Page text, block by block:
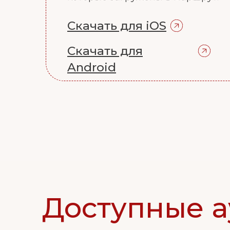
Скачать для iOS
Скачать для
Android
Доступные